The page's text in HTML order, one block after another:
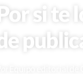
Por si te
de